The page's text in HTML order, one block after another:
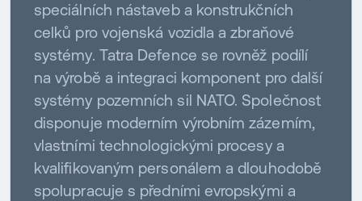
speciálních nástaveb a konstrukčních
celků pro vojenská vozidla a zbraňové
systémy. Tatra Defence se rovněž podílí
na výrobě a integraci komponent pro další
systémy pozemních sil NATO. Společnost
disponuje moderním výrobním zázemím,
vlastními technologickými procesy a
kvalifikovaným personálem a dlouhodobě
spolupracuje s předními evropskými a